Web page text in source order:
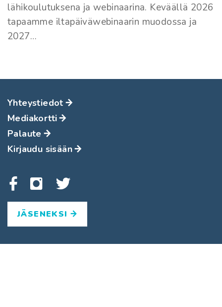
lähikoulutuksena ja webinaarina. Keväällä 2026
tapaamme iltapäiväwebinaarin muodossa ja
2027…
Yhteystiedot
Mediakortti
Palaute
Kirjaudu sisään
JÄSENEKSI